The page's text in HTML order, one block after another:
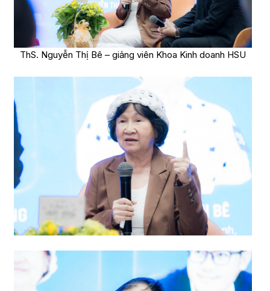
ThS. Nguyễn Thị Bê – giảng viên Khoa Kinh doanh HSU